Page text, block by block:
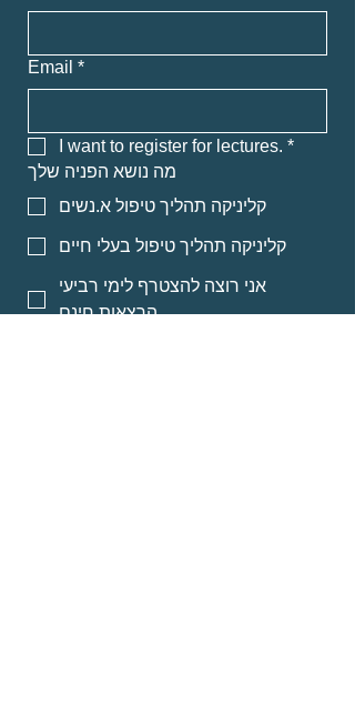
Email *
I want to register for lectures. *
מה נושא הפניה שלך
קליניקה תהליך טיפול א.נשים
קליניקה תהליך טיפול בעלי חיים
אני רוצה להצטרף לימי רביעי
הרצאות חינם